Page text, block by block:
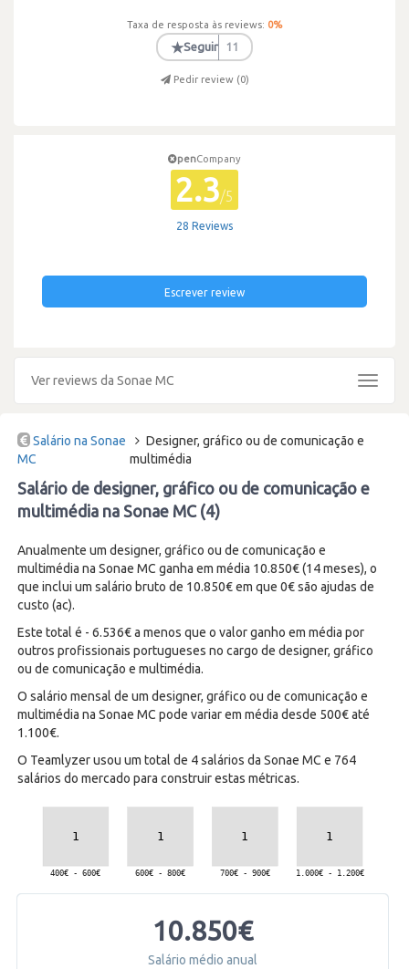
Taxa de resposta às reviews: 0%
★Seguir 11
Pedir review (0)
penCompany
2.3/5
28 Reviews
Escrever review
Ver reviews da Sonae MC
Toggle
Salário na Sonae
MC
Designer, gráfico ou de comunicação e
multimédia
Salário de designer, gráfico ou de comunicação e
multimédia na Sonae MC (4)
Anualmente um designer, gráfico ou de comunicação e
multimédia na Sonae MC ganha em média 10.850€ (14 meses), o
que inclui um salário bruto de 10.850€ em que 0€ são ajudas de
custo (ac).
Este total é - 6.536€ a menos que o valor ganho em média por
outros profissionais portugueses no cargo de designer, gráfico
ou de comunicação e multimédia.
O salário mensal de um designer, gráfico ou de comunicação e
multimédia na Sonae MC pode variar em média desde 500€ até
1.100€.
O Teamlyzer usou um total de 4 salários da Sonae MC e 764
salários do mercado para construir estas métricas.
10.850€
Salário médio anual